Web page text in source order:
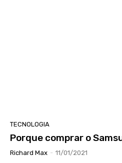
TECNOLOGIA
Porque comprar o
Richard Max - 11/01/2021